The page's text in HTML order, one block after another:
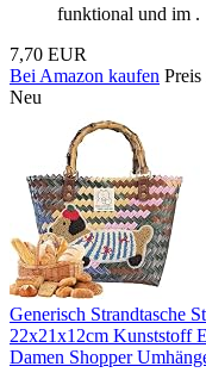
funktional und im .
7,70 EUR
Bei Amazon kaufen
Neu
Generisch Strandtasche
22x21x12cm Kunststoff
Damen Shopper